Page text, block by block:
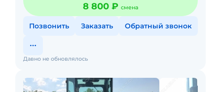
8 800 ₽ смена
Позвонить Заказать Обратный звонок
Давно не обновлялось